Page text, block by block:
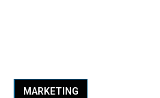
MARKETING